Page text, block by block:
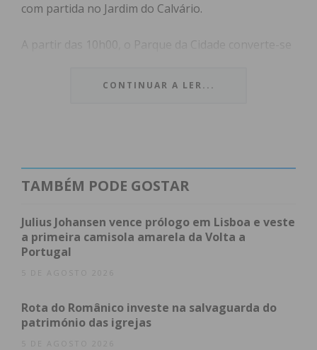
com partida no Jardim do Calvário.
A partir das 10h00, o Parque da Cidade converte-se
vai acolher oficinas criativas, com workshops de
Às 11h30, o Município reforça a sua estratégia de
apoio à natalidade e às famílias com a entrega
formal do Cartão Municipal de Família Numerosa.
Índice
Subscreva a newsletter do Imediato
CONTINUAR A LER...
TAMBÉM PODE GOSTAR
Julius Johansen vence prólogo em Lisboa e veste
a primeira camisola amarela da Volta a
Portugal
5 DE AGOSTO 2026
Rota do Românico investe na salvaguarda do
património das igrejas
5 DE AGOSTO 2026